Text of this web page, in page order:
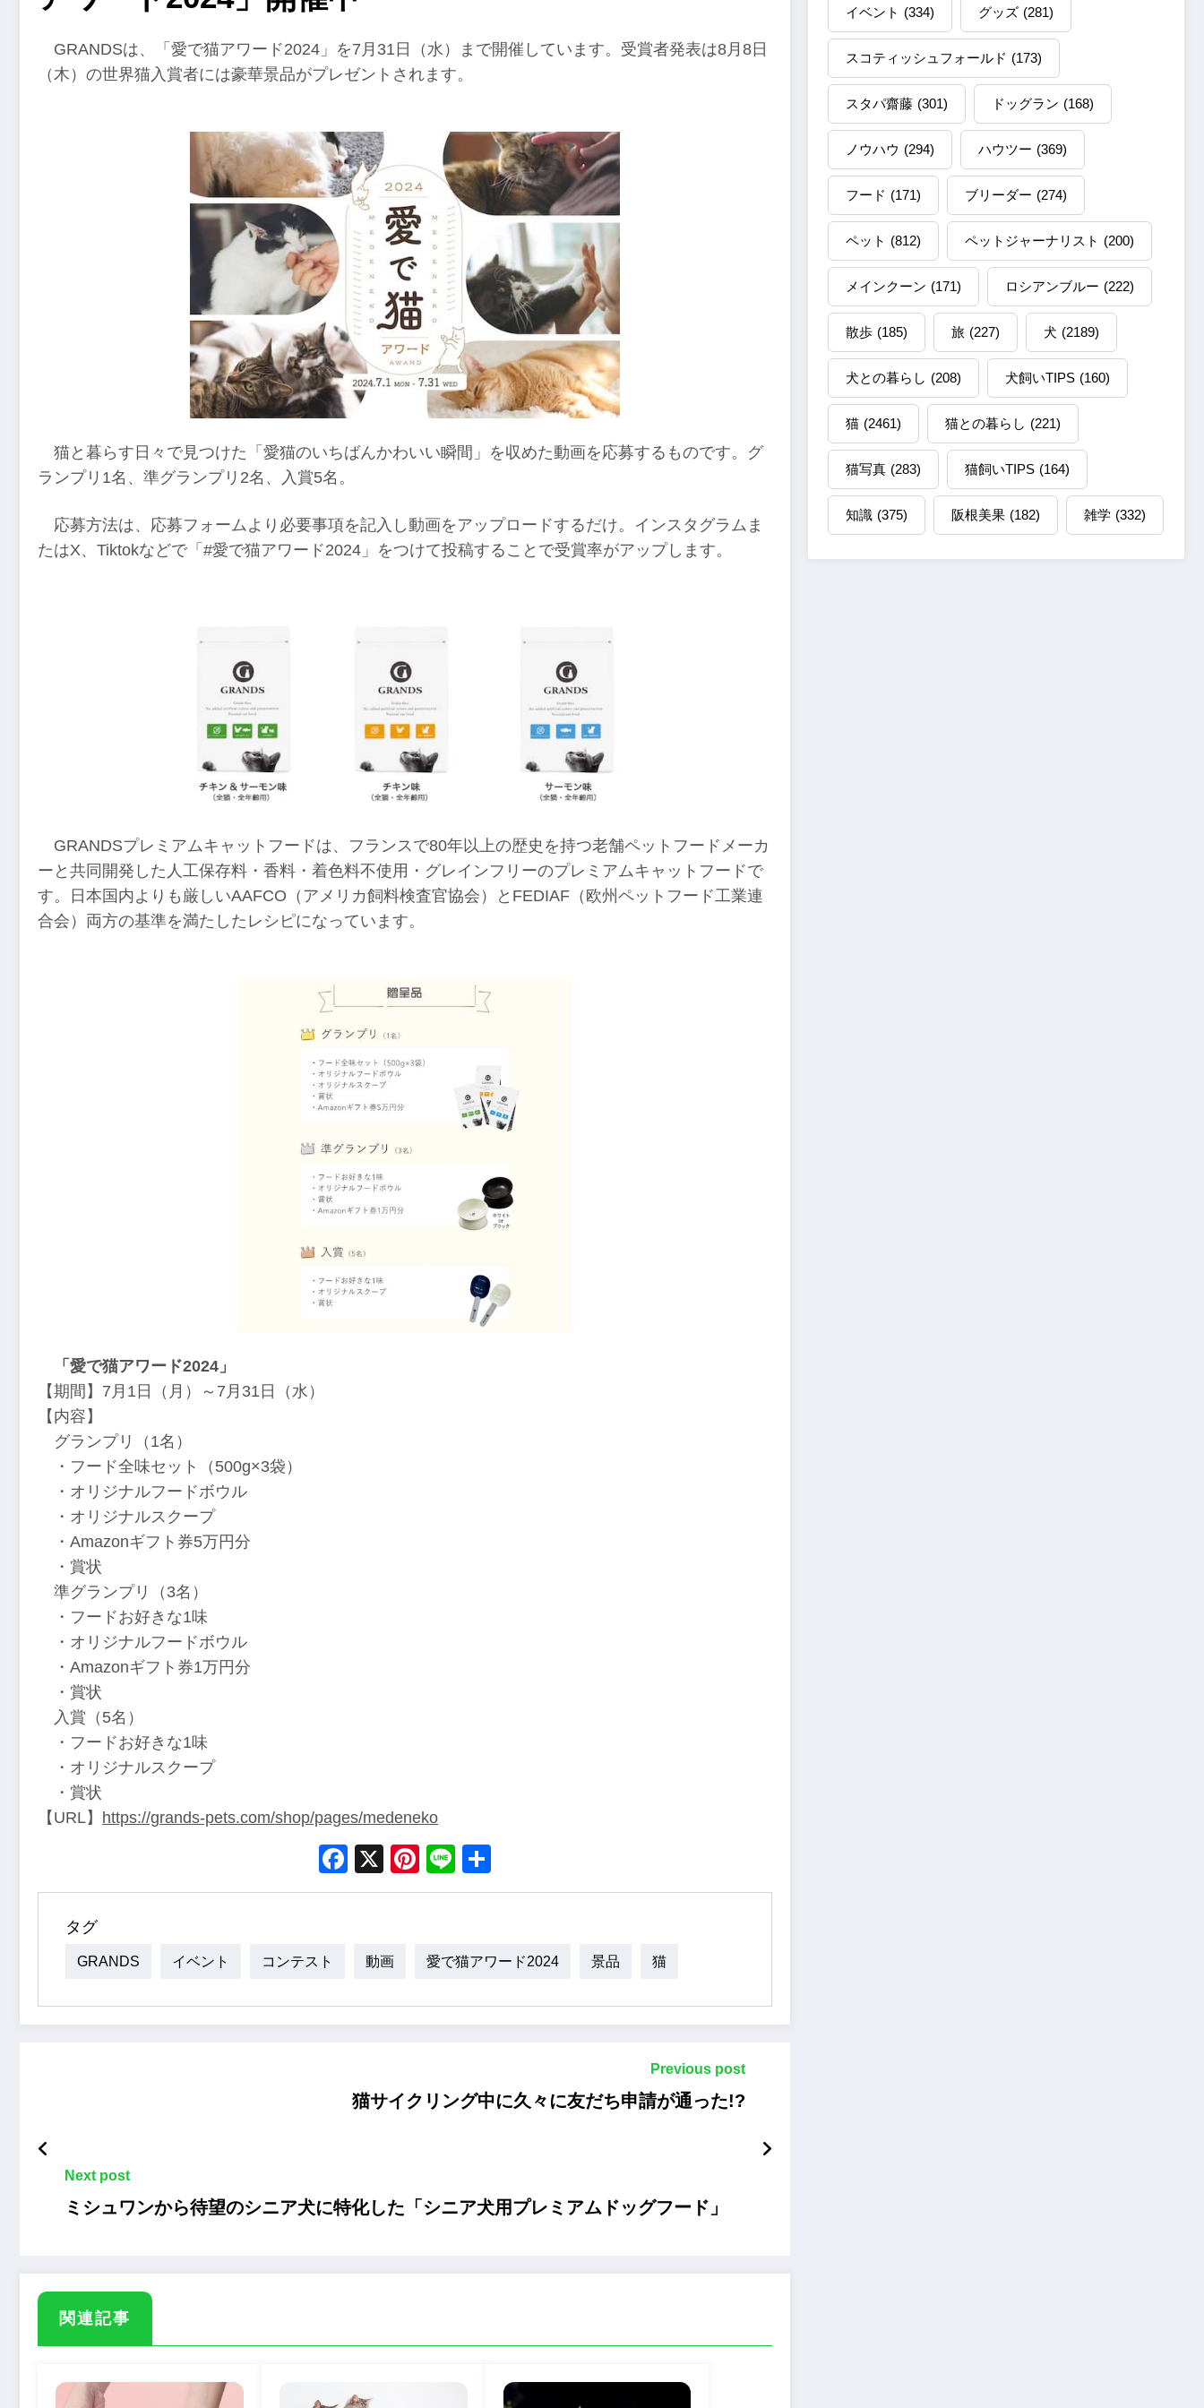
GRANDSは、「愛で猫アワード2024」を7月31日（水）まで開催しています。受賞者発表は8月8日
（木）の世界猫入賞者には豪華景品がプレゼントされます。
猫と暮らす日々で見つけた「愛猫のいちばんかわいい瞬間」を収めた動画を応募するものです。グ
ランプリ1名、準グランプリ2名、入賞5名。
応募方法は、応募フォームより必要事項を記入し動画をアップロードするだけ。インスタグラムま
たはX、Tiktokなどで「#愛で猫アワード2024」をつけて投稿することで受賞率がアップします。
GRANDSプレミアムキャットフードは、フランスで80年以上の歴史を持つ老舗ペットフードメーカ
ーと共同開発した人工保存料・香料・着色料不使用・グレインフリーのプレミアムキャットフードで
す。日本国内よりも厳しいAAFCO（アメリカ飼料検査官協会）とFEDIAF（欧州ペットフード工業連
合会）両方の基準を満たしたレシピになっています。
「愛で猫アワード2024」
【期間】7月1日（月）～7月31日（水）
【内容】
グランプリ（1名）
・フード全味セット（500g×3袋）
・オリジナルフードボウル
・オリジナルスクープ
・Amazonギフト券5万円分
・賞状
準グランプリ（3名）
・フードお好きな1味
・オリジナルフードボウル
・Amazonギフト券1万円分
・賞状
入賞（5名）
・フードお好きな1味
・オリジナルスクープ
・賞状
【URL】 https://grands-pets.com/shop/pages/medeneko
Facebook
X Pinterest
Line
タグ
GRANDS イベント コンテスト 動画 愛で猫アワード2024 景品 猫
Previous post
猫サイクリング中に久々に友だち申請が通った!?
Next post
ミシュワンから待望のシニア犬に特化した「シニア犬用プレミアムドッグフード」
関連記事
イベント (334) グッズ (281)
スコティッシュフォールド (173)
スタパ齋藤 (301) ドッグラン (168)
ノウハウ (294) ハウツー (369)
フード (171) ブリーダー (274)
ペット (812) ペットジャーナリスト (200)
メインクーン (171) ロシアンブルー (222)
散歩 (185) 旅 (227) 犬 (2189)
犬との暮らし (208) 犬飼いTIPS (160)
猫 (2461) 猫との暮らし (221)
猫写真 (283) 猫飼いTIPS (164)
知識 (375) 阪根美果 (182) 雑学 (332)